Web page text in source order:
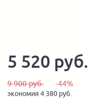
5 520 руб.
9 900 руб. -44%
экономия 4 380 руб.